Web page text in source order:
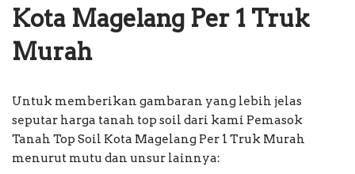
Kota Magelang Per 1 Truk
Murah
Untuk memberikan gambaran yang lebih jelas
seputar harga tanah top soil dari kami Pemasok
Tanah Top Soil Kota Magelang Per 1 Truk Murah
menurut mutu dan unsur lainnya: